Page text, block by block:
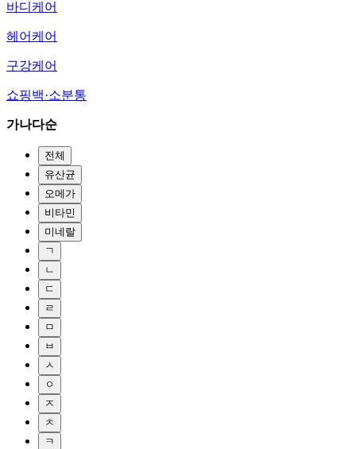
바디케어
헤어케어
구강케어
쇼핑백·소분통
가나다순
전체
유산균
오메가
비타민
미네랄
ㄱ
ㄴ
ㄷ
ㄹ
ㅁ
ㅂ
ㅅ
ㅇ
ㅈ
ㅊ
ㅋ